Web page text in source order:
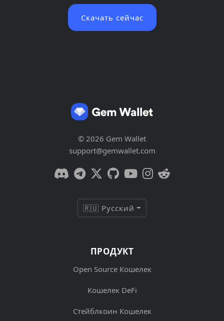
Скачать сейчас
© 2026 Gem Wallet
support@gemwallet.com
🇷🇺 Русский
ПРОДУКТ
Open Source Кошелек
Кошелек DeFi
Стейблкоин Кошелек